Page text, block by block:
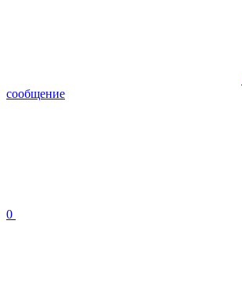
сообщение
0